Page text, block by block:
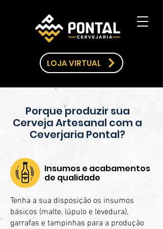
LOJA VIRTUAL
Porque produzir sua
Cerveja Artesanal com a
Ceverjaria Pontal?
Insumos e acabamentos
de qualidade
Tenha a sua disposição os insumos
básicos (malte, lúpulo e levedura),
garrafas e tampinhas para a produção